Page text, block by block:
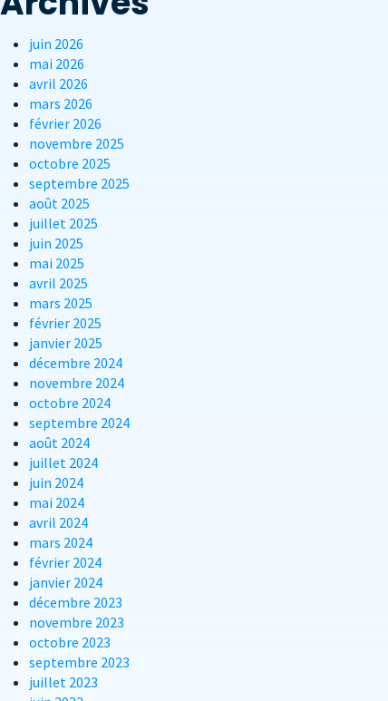
juin 2026
mai 2026
avril 2026
mars 2026
février 2026
novembre 2025
octobre 2025
septembre 2025
août 2025
juillet 2025
juin 2025
mai 2025
avril 2025
mars 2025
février 2025
janvier 2025
décembre 2024
novembre 2024
octobre 2024
septembre 2024
août 2024
juillet 2024
juin 2024
mai 2024
avril 2024
mars 2024
février 2024
janvier 2024
décembre 2023
novembre 2023
octobre 2023
septembre 2023
juillet 2023